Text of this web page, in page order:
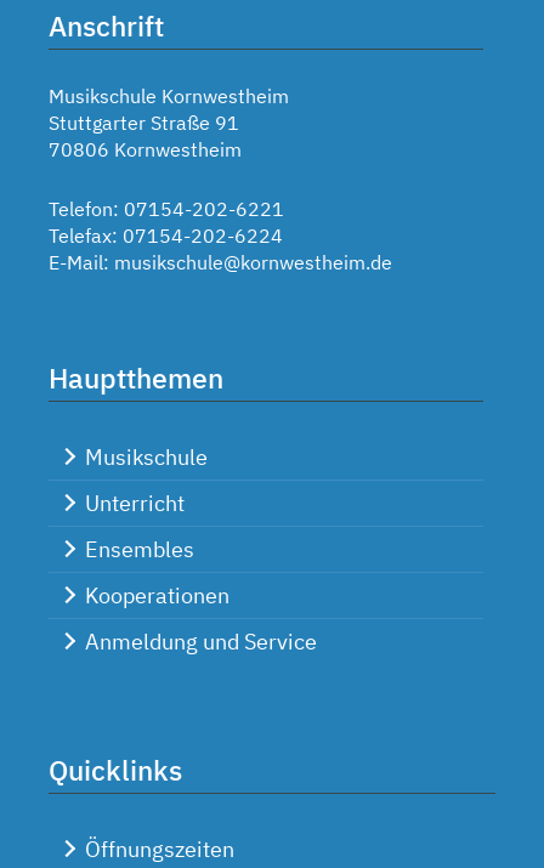
Anschrift
Musikschule Kornwestheim
Stuttgarter Straße 91
70806 Kornwestheim
Telefon: 07154-202-6221
Telefax: 07154-202-6224
E-Mail: musikschule@kornwestheim.de
Hauptthemen
Musikschule
Unterricht
Ensembles
Kooperationen
Anmeldung und Service
Quicklinks
Öffnungszeiten